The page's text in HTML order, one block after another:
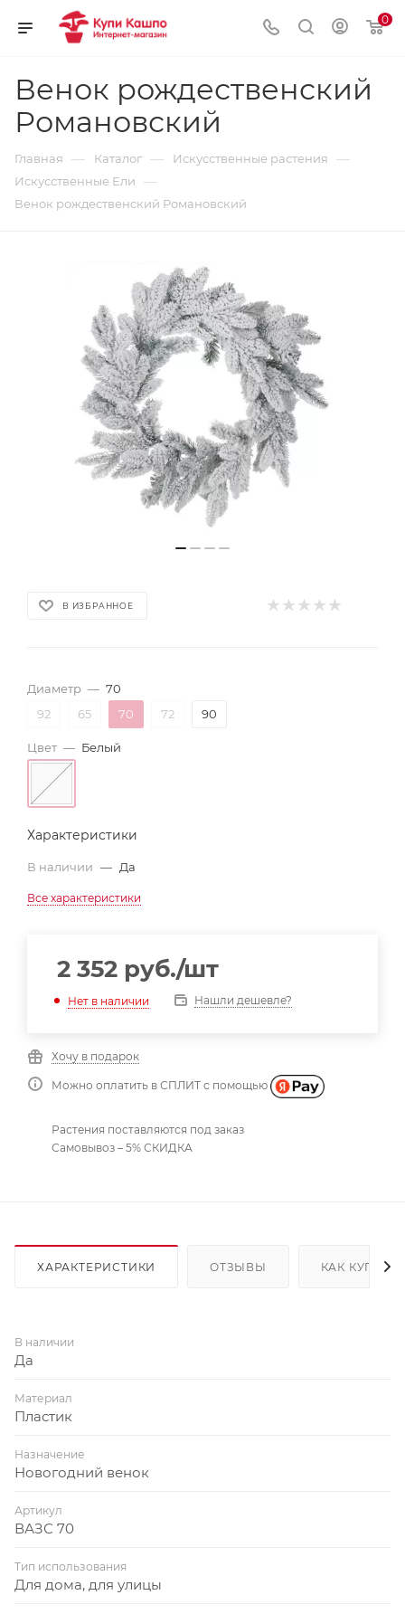
0
Венок рождественский
Романовский
Главная — Каталог — Искусственные растения —
Искусственные Ели —
Венок рождественский Романовский
В ИЗБРАННОЕ
Диаметр — 70
92
65 70 72 90
Цвет — Белый
Характеристики
В наличии — Да
Все характеристики
2 352 руб./шт
Нет в наличии Нашли дешевле?
Хочу в подарок
Можно оплатить в СПЛИТ с помощью
Растения поставляются под заказ
Самовывоз – 5% СКИДКА
ХАРАКТЕРИСТИКИ ОТЗЫВЫ КАК КУПИТЬ
В наличии
Да
Материал
Пластик
Назначение
Новогодний венок
Артикул
ВАЗС 70
Тип использования
Для дома, для улицы